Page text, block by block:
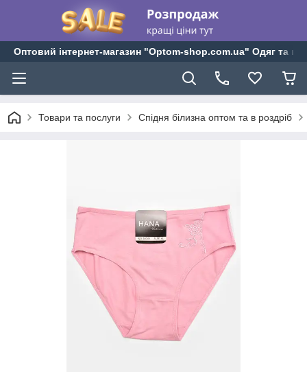
Оптовий інтернет-магазин "Optom-shop.com.ua" Одяг та
Товари та послуги Спідня білизна оптом та в роздріб